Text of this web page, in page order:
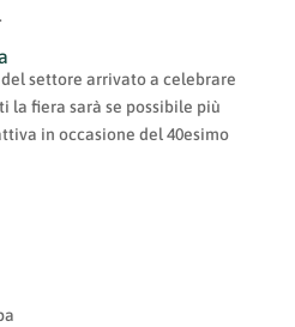
settore arrivato a celebrare
la fiera sarà se possibile più
in occasione del 40esimo